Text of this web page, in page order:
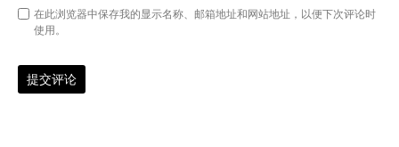
在此浏览器中保存我的显示名称、邮箱地址和网站地址，以便下次评论时
使用。
提交评论